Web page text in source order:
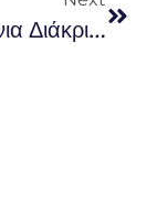
Πανελλήνια Διάκριση Για Το Σχολείο Μας Από Τους Αετους Της Εκπαίδευσης !!!